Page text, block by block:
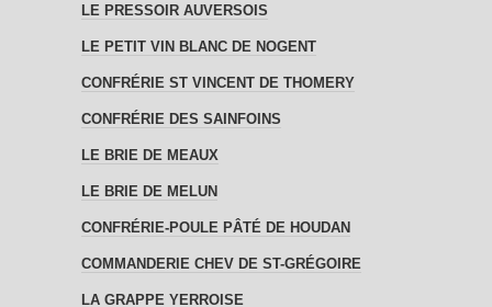
LE PRESSOIR AUVERSOIS
LE PETIT VIN BLANC DE NOGENT
CONFRÉRIE ST VINCENT DE THOMERY
CONFRÉRIE DES SAINFOINS
LE BRIE DE MEAUX
LE BRIE DE MELUN
CONFRÉRIE-POULE PÂTÉ DE HOUDAN
COMMANDERIE CHEV DE ST-GRÉGOIRE
LA GRAPPE YERROISE